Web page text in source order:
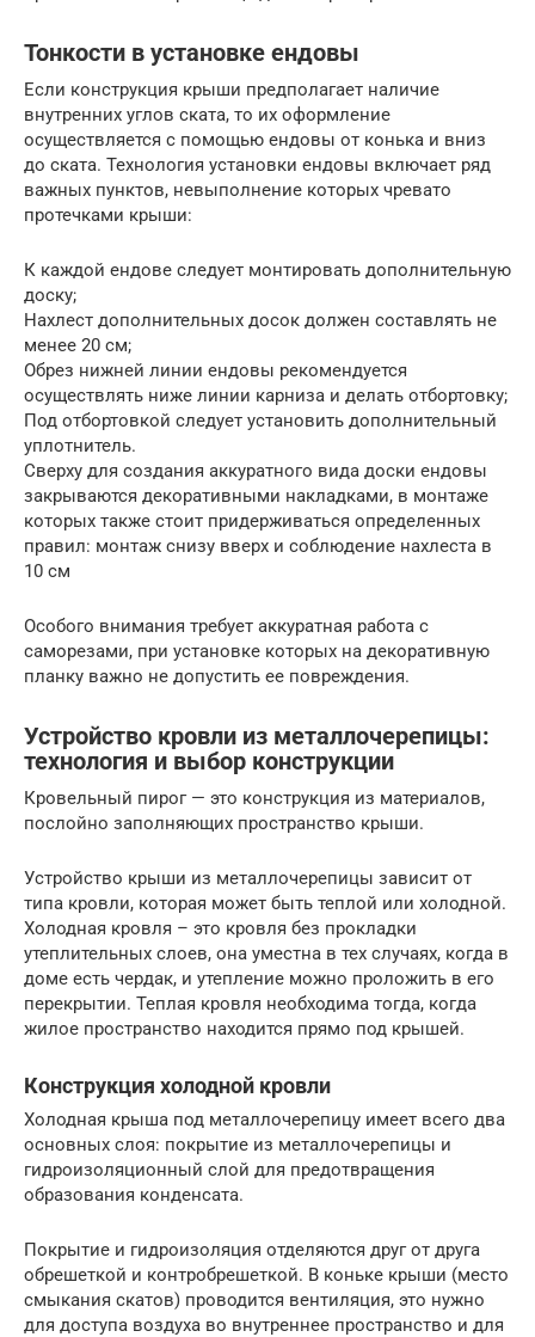
Тонкости в установке ендовы
Если конструкция крыши предполагает наличие
внутренних углов ската, то их оформление
осуществляется с помощью ендовы от конька и вниз
до ската. Технология установки ендовы включает ряд
важных пунктов, невыполнение которых чревато
протечками крыши:
К каждой ендове следует монтировать дополнительную
доску;
Нахлест дополнительных досок должен составлять не
менее 20 см;
Обрез нижней линии ендовы рекомендуется
осуществлять ниже линии карниза и делать отбортовку;
Под отбортовкой следует установить дополнительный
уплотнитель.
Сверху для создания аккуратного вида доски ендовы
закрываются декоративными накладками, в монтаже
которых также стоит придерживаться определенных
правил: монтаж снизу вверх и соблюдение нахлеста в
10 см
Особого внимания требует аккуратная работа с
саморезами, при установке которых на декоративную
планку важно не допустить ее повреждения.
Устройство кровли из металлочерепицы:
технология и выбор конструкции
Кровельный пирог — это конструкция из материалов,
послойно заполняющих пространство крыши.
Устройство крыши из металлочерепицы зависит от
типа кровли, которая может быть теплой или холодной.
Холодная кровля – это кровля без прокладки
утеплительных слоев, она уместна в тех случаях, когда в
доме есть чердак, и утепление можно проложить в его
перекрытии. Теплая кровля необходима тогда, когда
жилое пространство находится прямо под крышей.
Конструкция холодной кровли
Холодная крыша под металлочерепицу имеет всего два
основных слоя: покрытие из металлочерепицы и
гидроизоляционный слой для предотвращения
образования конденсата.
Покрытие и гидроизоляция отделяются друг от друга
обрешеткой и контробрешеткой. В коньке крыши (место
смыкания скатов) проводится вентиляция, это нужно
для доступа воздуха во внутреннее пространство и для